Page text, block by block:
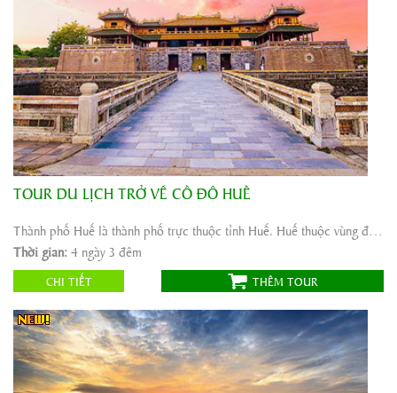
Khởi hành:
Hà Nội,Nha Trang, Sài Gòn
Thời gian:
4 ngày 3 đêm
Phương tiện: Máy bay + Xe ô tô
Giá tour:1.655.000
TOUR DU LỊCH TRỞ VỀ CỐ ĐÔ HUẾ
Thành phố Huế là thành phố trực thuộc tỉnh Huế. Huế thuộc vùng đồng bằng duyên hải miền Trung Việt ...
Thời gian:4 ngày 3 đêm
CHI TIẾT THÊM TOUR